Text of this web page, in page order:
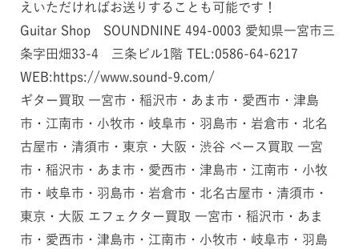
えいただければお送りすることも可能です！
Guitar Shop SOUNDNINE 494-0003 愛知県一宮市三
条字田畑33-4 三条ビル1階 TEL:0586-64-6217
WEB:https://www.sound-9.com/
ギター買取 一宮市・稲沢市・あま市・愛西市・津島
市・江南市・小牧市・岐阜市・羽島市・岩倉市・北名
古屋市・清須市・東京・大阪・渋谷 ベース買取 一宮
市・稲沢市・あま市・愛西市・津島市・江南市・小牧
市・岐阜市・羽島市・岩倉市・北名古屋市・清須市・
東京・大阪 エフェクター買取 一宮市・稲沢市・あま
市・愛西市・津島市・江南市・小牧市・岐阜市・羽島